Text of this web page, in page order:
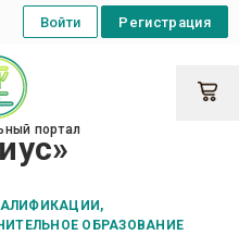
портал
ОБРАЗОВАНИЕ
Регистрация
Войти